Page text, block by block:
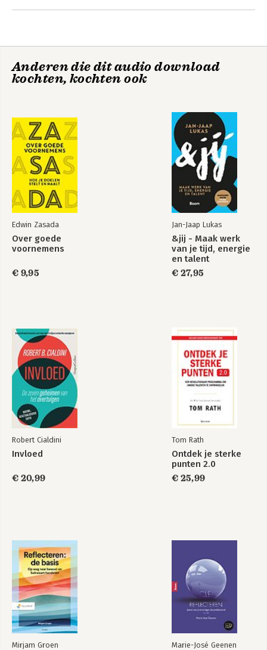
Homo timidus
Over goede
voornemens
Anderen die dit audio download
kochten, kochten ook
Edwin Zasada
Over goede
voornemens
€ 9,95
Jan-Jaap Lukas
&jij - Maak werk
van je tijd, energie
en talent
€ 27,95
Robert Cialdini
Invloed
€ 20,99
Tom Rath
Ontdek je sterke
punten 2.0
€ 25,99
Mirjam Groen Marie-José Geenen